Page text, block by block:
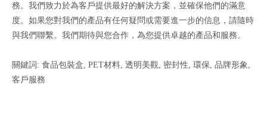
務。我們致力於為客戶提供最好的解決方案，並確保他們的滿意
度。如果您對我們的產品有任何疑問或需要進一步的信息，請隨時
與我們聯繫。我們期待與您合作，為您提供卓越的產品和服務。
關鍵詞: 食品包裝盒, PET材料, 透明美觀, 密封性, 環保, 品牌形象,
客戶服務